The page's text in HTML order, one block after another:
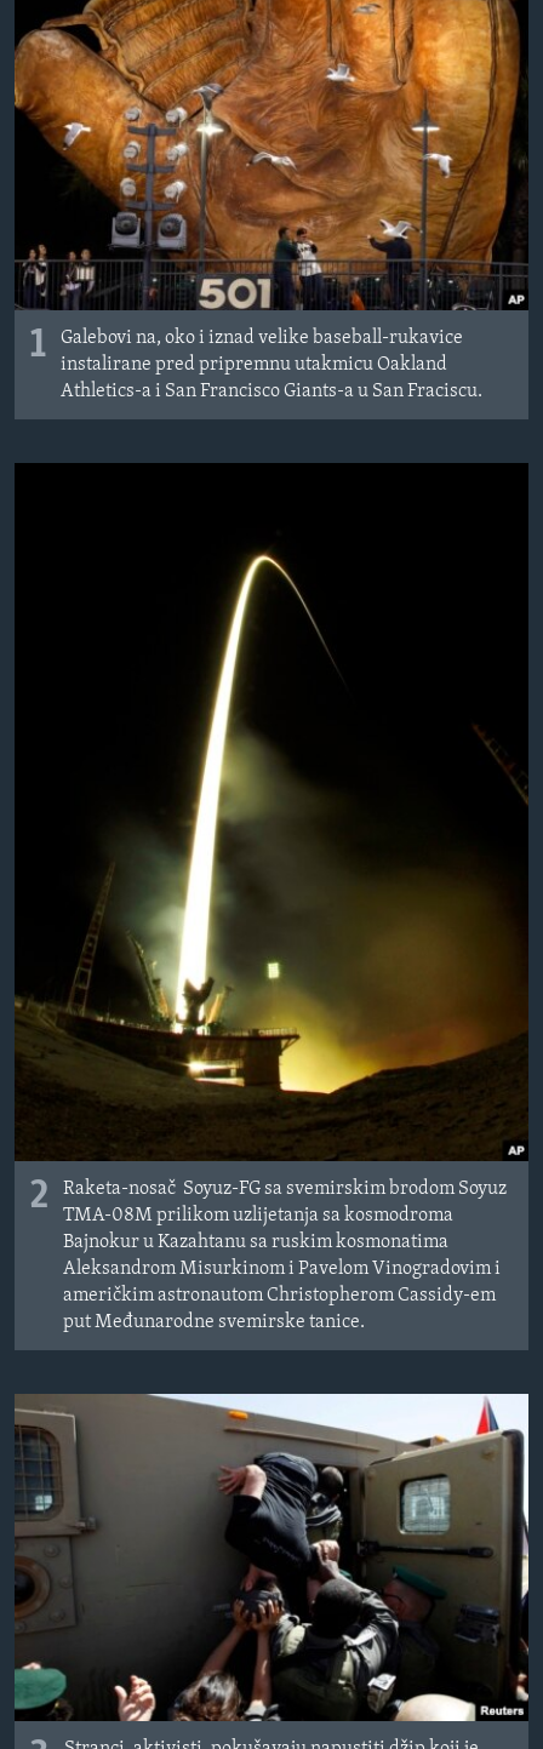
MAGAZIN
O GLASU AMERIKE
Learning English
PRATITE NAS
Jezici
1
Galebovi na, oko i iznad velike baseball-rukavice
instalirane pred pripremnu utakmicu Oakland
Athletics-a i San Francisco Giants-a u San Fraciscu.
2
Raketa-nosač Soyuz-FG sa svemirskim brodom Soyuz
TMA-08M prilikom uzlijetanja sa kosmodroma
Bajnokur u Kazahtanu sa ruskim kosmonatima
Aleksandrom Misurkinom i Pavelom Vinogradovim i
američkim astronautom Christopherom Cassidy-em
put Međunarodne svemirske tanice.